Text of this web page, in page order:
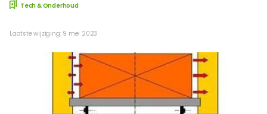
Tech & Onderhoud
Laatste wijziging: 9 mei 2023